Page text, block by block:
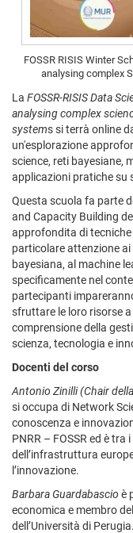
FOSSR RISIS Winter
analysing complex
La FOSSR-RISIS Data
analysing complex
systems si terrà online
un'esplorazione
science, reti bayesiane,
applicazioni pratiche su
Questa scuola fa parte
and Capacity Building
approfondita di
particolare attenzione
bayesiana, al machine
specificamente nel
partecipanti
sfruttare le loro risorse
comprensione della
scienza, tecnologia e
Docenti del corso
Antonio Zinilli (Chair
si occupa di Network
conoscenza e
PNRR – FOSSR ed è
dell’infrastruttura
l’innovazione.
Barbara Guardabascio è
economica e membro
dell’Università di